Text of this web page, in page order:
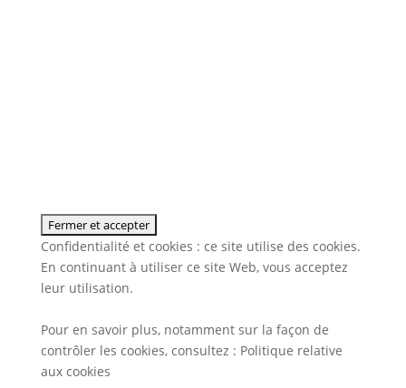
Confidentialité et cookies : ce site utilise des cookies.
En continuant à utiliser ce site Web, vous acceptez
leur utilisation.
Pour en savoir plus, notamment sur la façon de
contrôler les cookies, consultez : Politique relative
aux cookies